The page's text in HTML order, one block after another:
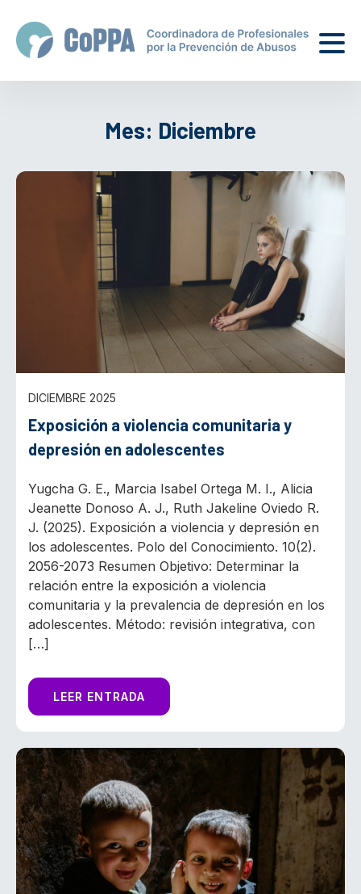
Mes: Diciembre
DICIEMBRE 2025
Exposición a violencia comunitaria y
depresión en adolescentes
Yugcha G. E., Marcia Isabel Ortega M. I., Alicia
Jeanette Donoso A. J., Ruth Jakeline Oviedo R.
J. (2025). Exposición a violencia y depresión en
los adolescentes. Polo del Conocimiento. 10(2).
2056-2073 Resumen Objetivo: Determinar la
relación entre la exposición a violencia
comunitaria y la prevalencia de depresión en los
adolescentes. Método: revisión integrativa, con
[…]
LEER ENTRADA